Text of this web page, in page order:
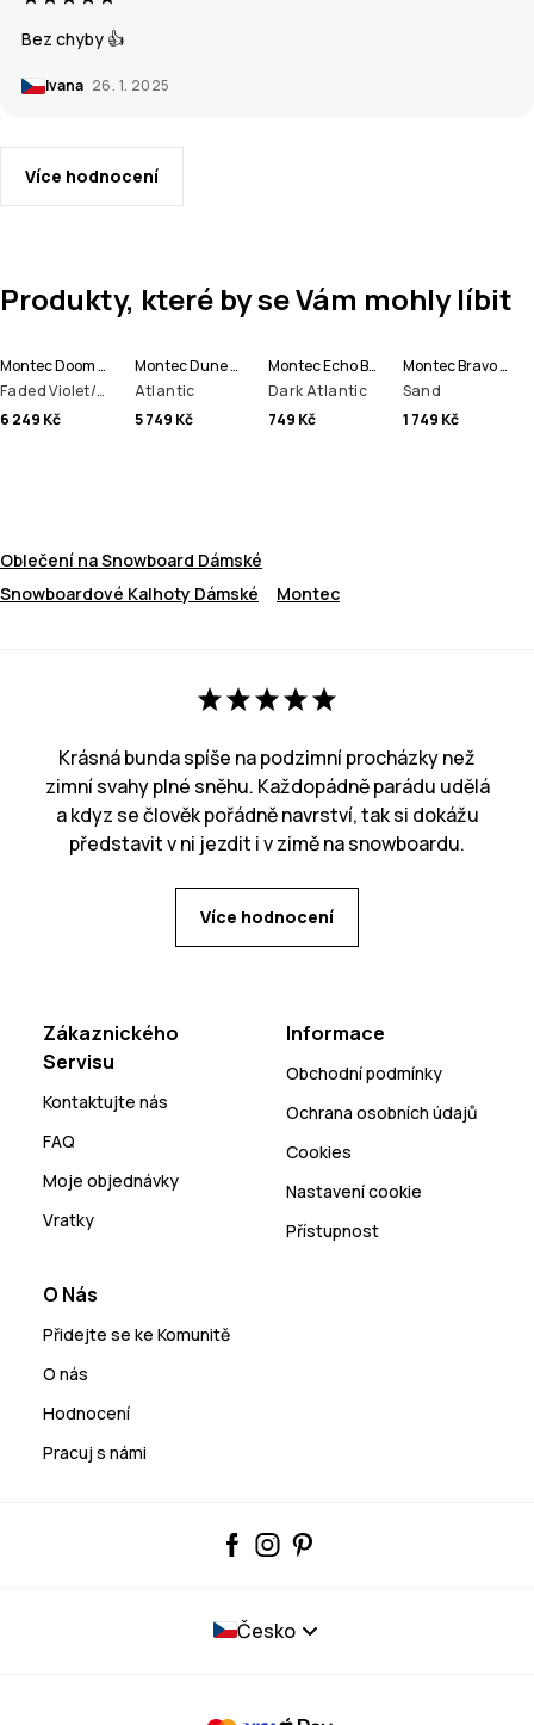
Bez chyby 👍
Ivana 26. 1. 2025
Více hodnocení
Produkty, které by se Vám mohly líbit
Montec Doom W Bunda na Snowboard Dámské
Faded Violet/Black
6 249 Kč
Montec Dune W Lyžařská Bunda Dámské
Atlantic
5 749 Kč
Montec Echo Beanie čepice
Dark Atlantic
749 Kč
Montec Bravo W Fleecová Mikina Dámské
Sand
1 749 Kč
Oblečení na Snowboard Dámské
Snowboardové Kalhoty Dámské
Montec
Krásná bunda spíše na podzimní procházky než
zimní svahy plné sněhu. Každopádně parádu udělá
a kdyz se člověk pořádně navrství, tak si dokážu
představit v ni jezdit i v zimě na snowboardu.
Více hodnocení
Zákaznického
Servisu
Kontaktujte nás
FAQ
Moje objednávky
Vratky
Informace
Obchodní podmínky
Ochrana osobních údajů
Cookies
Nastavení cookie
Přístupnost
O Nás
Přidejte se ke Komunitě
O nás
Hodnocení
Pracuj s námi
Česko